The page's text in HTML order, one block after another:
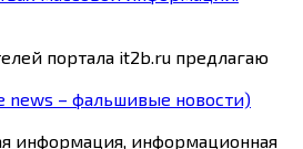
портала it2b.ru предлагаю
news – фальшивые новости)
информация, информационная